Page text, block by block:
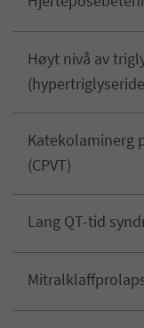
Høyt nivå av
Katekolaminerg
(CPVT)
Lang QT-tid